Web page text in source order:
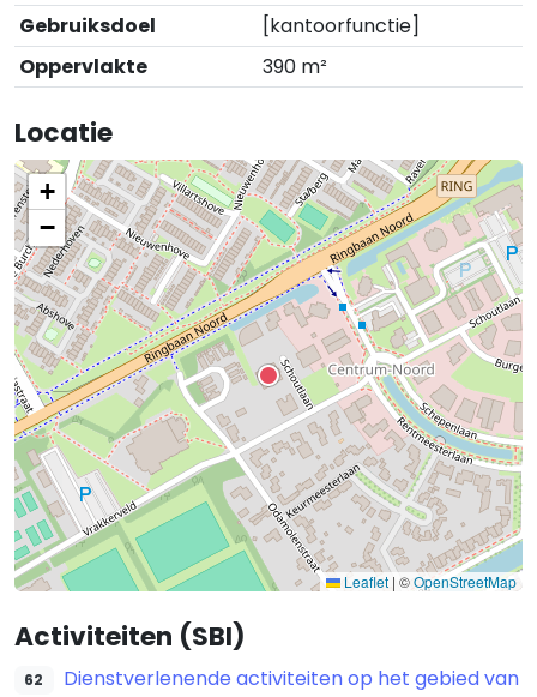
Gebruiksdoel
[kantoorfunctie]
Oppervlakte
390 m²
Locatie
+
−
Leaflet | ©OpenStreetMap
Activiteiten (SBI)
62
Dienstverlenende activiteiten op het gebied van